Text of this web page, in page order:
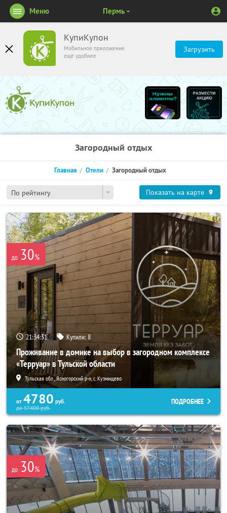
КупиКупон
Мобильное приложение
ещё удобнее
Загрузить
Меню Пермь
Загородный отдых
По рейтингу
Главная Отели Загородный отдых
Показать на карте
до 30%
21:34:30 Купили:8
Проживание в домике на выбор в загородном комплексе
«Терруар» в Тульской области
Тульская обл., Ясногорский р-н, с. Кузмищево
от 4780 руб.
до57400руб.
ПОДРОБНЕЕ
до 30%